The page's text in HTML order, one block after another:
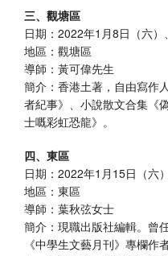
三、觀塘區
日期：2022年1月8日（六）
地區：觀塘區
導師：黃可偉先生
簡介：香港土著，自由寫作
者紀事》、小說散文合集《
士嘅彩虹恐龍》。
四、東區
日期：2022年1月15日（六
地區：東區
導師：葉秋弦女士
簡介：現職出版社編輯。曾
《中學生文藝月刊》專欄